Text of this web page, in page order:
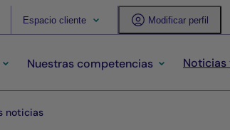
Espacio cliente Modificar perfil
Nuestras competencias Noticias
noticias